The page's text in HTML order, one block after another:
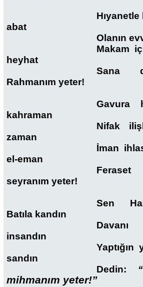
abat
Olanın
Makam
heyhat
Sana
Rahmanım yeter!
Gavura
kahraman
Nifak
zaman
İman
el-eman
seyranım yeter!
Sen
Batıla kandın
Davanı
insandın
Yaptığın
sandın
Dedin: “
mihmanım yeter!”